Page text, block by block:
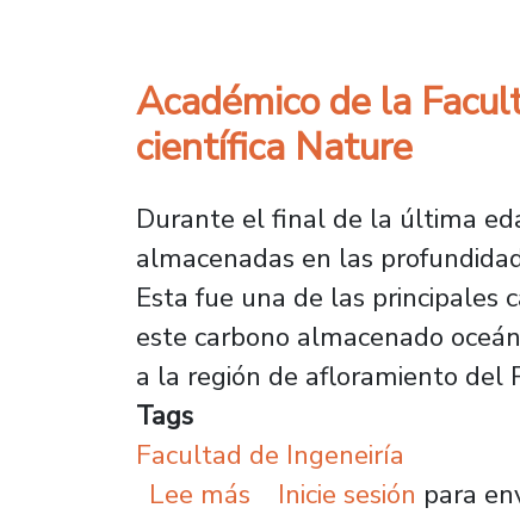
Académico de la
científica Nature
Durante el final de la última
almacenadas en las
Esta fue una de las principales
este carbono almacenado
a la región de afloramiento del
Tags
Facultad de Ingeneiría
Lee más sobre Académico de
Inicie sesión para